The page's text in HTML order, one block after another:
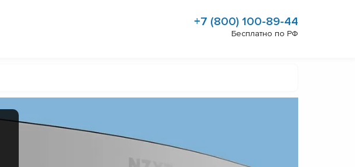
+7 (800) 100-89-44
Бесплатно по РФ